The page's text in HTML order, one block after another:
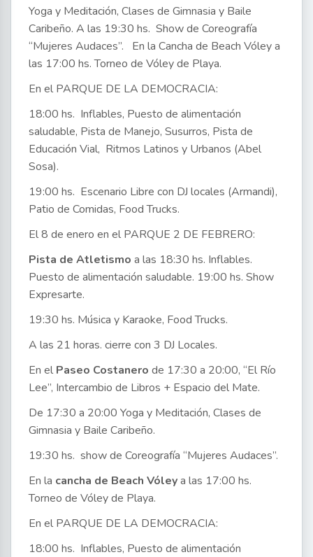
Yoga y Meditación, Clases de Gimnasia y Baile
Caribeño. A las 19:30 hs. Show de Coreografía
“Mujeres Audaces”. En la Cancha de Beach Vóley a
las 17:00 hs. Torneo de Vóley de Playa.
En el PARQUE DE LA DEMOCRACIA:
18:00 hs. Inflables, Puesto de alimentación
saludable, Pista de Manejo, Susurros, Pista de
Educación Vial, Ritmos Latinos y Urbanos (Abel
Sosa).
19:00 hs. Escenario Libre con DJ locales (Armandi),
Patio de Comidas, Food Trucks.
El 8 de enero en el PARQUE 2 DE FEBRERO:
Pista de Atletismo a las 18:30 hs. Inflables.
Puesto de alimentación saludable. 19:00 hs. Show
Expresarte.
19:30 hs. Música y Karaoke, Food Trucks.
A las 21 horas. cierre con 3 DJ Locales.
En el Paseo Costanero de 17:30 a 20:00, “El Río
Lee”, Intercambio de Libros + Espacio del Mate.
De 17:30 a 20:00 Yoga y Meditación, Clases de
Gimnasia y Baile Caribeño.
19:30 hs. show de Coreografía “Mujeres Audaces”.
En la cancha de Beach Vóleya las 17:00 hs.
Torneo de Vóley de Playa.
En el PARQUE DE LA DEMOCRACIA:
18:00 hs. Inflables, Puesto de alimentación